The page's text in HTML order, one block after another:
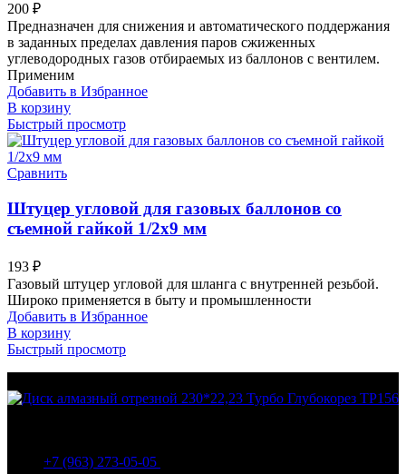
200 ₽
Предназначен для снижения и автоматического поддержания
в заданных пределах давления паров сжиженных
углеводородных газов отбираемых из баллонов с вентилем.
Применим
Добавить в Избранное
В корзину
Быстрый просмотр
Сравнить
Штуцер угловой для газовых баллонов со
съемной гайкой 1/2х9 мм
193 ₽
Газовый штуцер угловой для шланга с внутренней резьбой.
Широко применяется в быту и промышленности
Добавить в Избранное
В корзину
Быстрый просмотр
+7 (963) 273-05-05